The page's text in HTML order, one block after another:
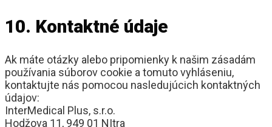
10. Kontaktné údaje
Ak máte otázky alebo pripomienky k našim zásadám
používania súborov cookie a tomuto vyhláseniu,
kontaktujte nás pomocou nasledujúcich kontaktných
údajov:
InterMedical Plus, s.r.o.
Hodžova 11, 949 01 NItra